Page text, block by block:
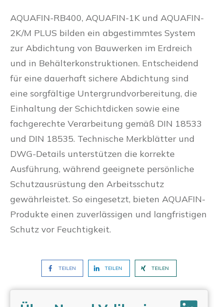
AQUAFIN-RB400, AQUAFIN-1K und AQUAFIN-
2K/M PLUS bilden ein abgestimmtes System
zur Abdichtung von Bauwerken im Erdreich
und in Behälterkonstruktionen. Entscheidend
für eine dauerhaft sichere Abdichtung sind
eine sorgfältige Untergrundvorbereitung, die
Einhaltung der Schichtdicken sowie eine
fachgerechte Verarbeitung gemäß DIN 18533
und DIN 18535. Technische Merkblätter und
DWG-Details unterstützen die korrekte
Ausführung, während geeignete persönliche
Schutzausrüstung den Arbeitsschutz
gewährleistet. So eingesetzt, bieten AQUAFIN-
Produkte einen zuverlässigen und langfristigen
Schutz vor Feuchtigkeit.
TEILEN TEILEN TEILEN